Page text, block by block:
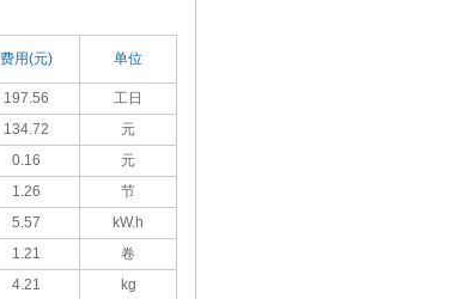
费用(元) 单位
197.56 工日
134.72
元
0.16
元
1.26
节
5.57
kW.h
1.21
卷
4.21
kg